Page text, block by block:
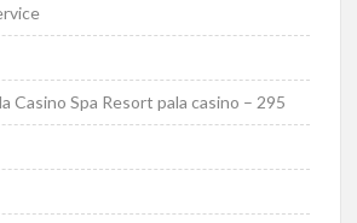
Casino Spa Resort pala casino – 295